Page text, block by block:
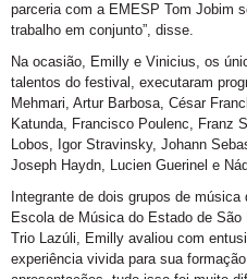
parceria com a EMESP Tom Jobim
trabalho em conjunto”, disse.
Na ocasião, Emilly e Vinicius, os
talentos do festival, executaram
Mehmari, Artur Barbosa, César
Katunda, Francisco Poulenc, Franz
Lobos, Igor Stravinsky, Johann
Joseph Haydn, Lucien Guerinel e
Integrante de dois grupos de música
Escola de Música do Estado de
Trio Lazúli, Emilly avaliou com
experiência vivida para sua